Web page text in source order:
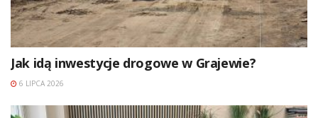
Jak idą inwestycje drogowe w Grajewie?
6 LIPCA 2026